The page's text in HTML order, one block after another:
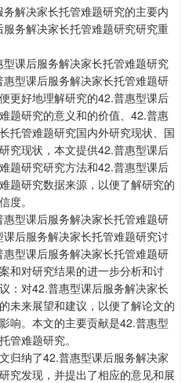
解决家长托管难题研究的主要内
务解决家长托管难题研究研究重
课后服务解决家长托管难题研究
型课后服务解决家长托管难题研
更好地理解研究的42.普惠型课后
题研究的意义和的价值、42.普惠
托管难题研究国内外研究现状、国
究现状，本文提供42.普惠型课后
题研究研究方法和42.普惠型课后
题研究数据来源，以便了解研究的
度。
型课后服务解决家长托管难题研
后服务解决家长托管难题研究讨
型课后服务解决家长托管难题研
和对研究结果的进一步分析和讨
：对42.普惠型课后服务解决家长
未来展望和建议，以便了解论文的
响。本文的主要贡献是42.普惠型
管难题研究。
归纳了42.普惠型课后服务解决家
究发现，并提出了相应的意见和展